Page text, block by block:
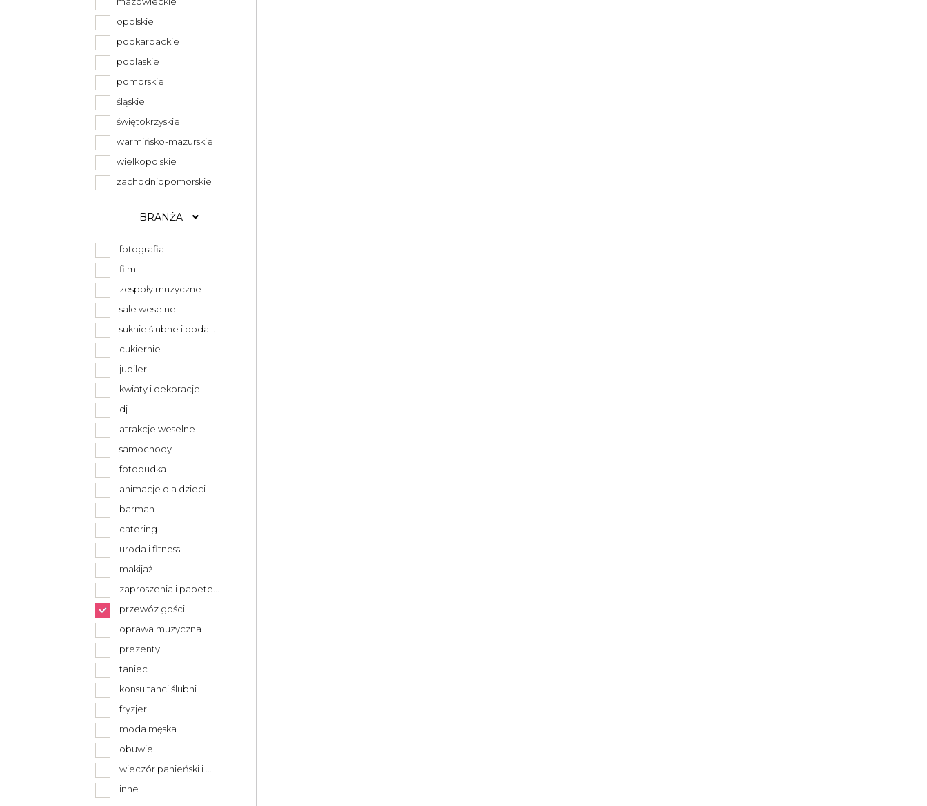
opolskie
podkarpackie
podlaskie
pomorskie
śląskie
świętokrzyskie
warmińsko-mazurskie
wielkopolskie
zachodniopomorskie
BRANŻA
fotografia
film
zespoły muzyczne
sale weselne
suknie ślubne i doda...
cukiernie
jubiler
kwiaty i dekoracje
dj
atrakcje weselne
samochody
fotobudka
animacje dla dzieci
barman
catering
uroda i fitness
makijaż
zaproszenia i papete...
przewóz gości
oprawa muzyczna
prezenty
taniec
konsultanci ślubni
fryzjer
moda męska
obuwie
wieczór panieński i ...
inne